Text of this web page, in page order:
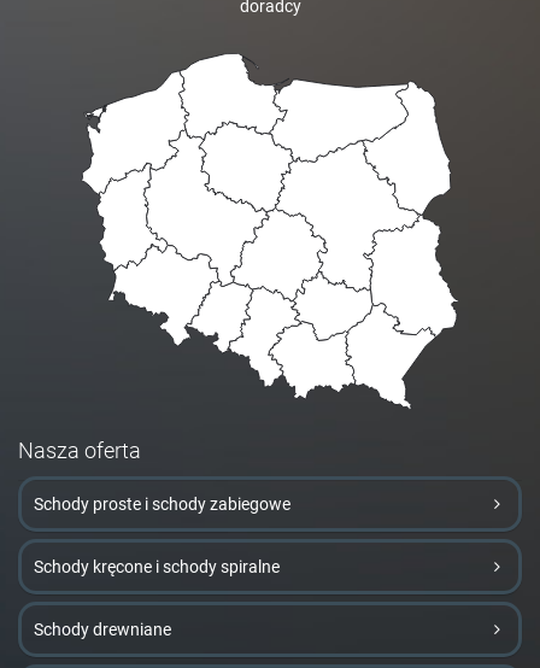
doradcy
Nasza oferta
Schody proste i schody zabiegowe
Schody kręcone i schody spiralne
Schody drewniane